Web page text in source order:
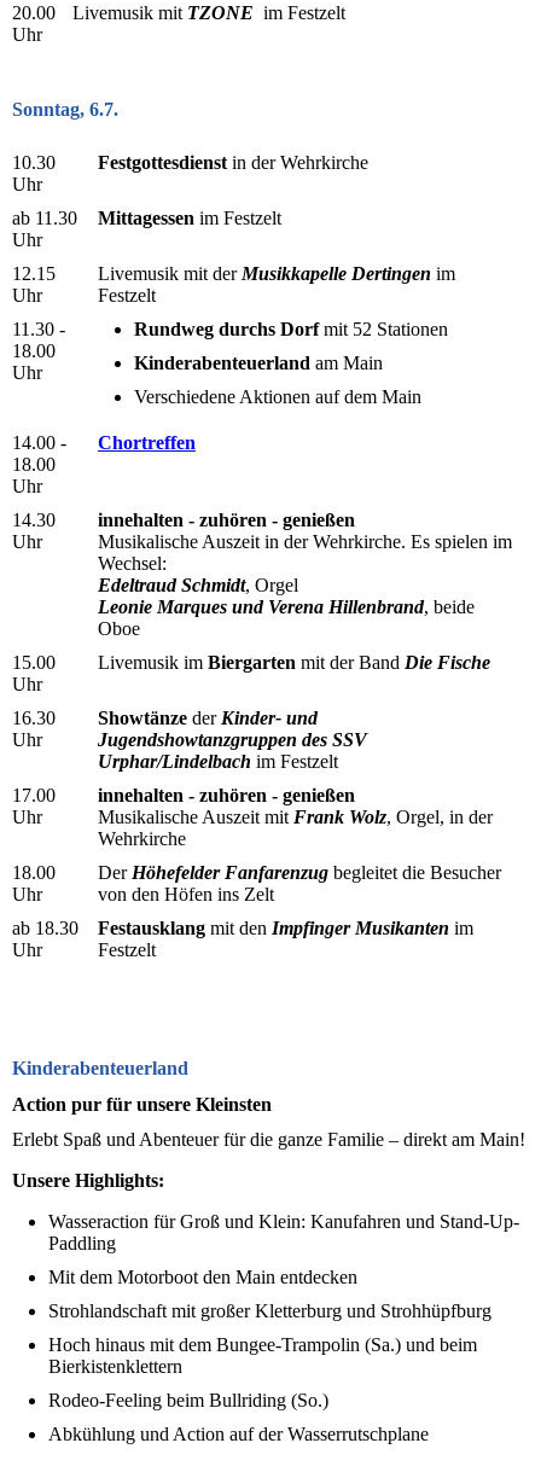
20.00
Uhr
Livemusik mit TZONE im Festzelt
Sonntag, 6.7.
10.30
Uhr
Festgottesdienst in der Wehrkirche
ab 11.30
Uhr
Mittagessen im Festzelt
12.15
Uhr
Livemusik mit der Musikkapelle Dertingen im
Festzelt
11.30 -
18.00
Uhr
Rundweg durchs Dorfmit 52 Stationen
Kinderabenteuerland am Main
Verschiedene Aktionen auf dem Main
14.00 -
18.00
Uhr
Chortreffen
14.30
Uhr
innehalten - zuhören - genießen
Musikalische Auszeit in der Wehrkirche. Es spielen im
Wechsel:
Edeltraud Schmidt, Orgel
Leonie Marques und Verena Hillenbrand, beide
Oboe
15.00
Uhr
Livemusik im Biergarten mit der Band Die Fische
16.30
Uhr
Showtänze der Kinder­- und
Jugendshowtanzgruppen des SSV
Urphar/Lindelbach im Festzelt
17.00
Uhr
innehalten - zuhören - genießen
Musikalische Auszeit mit Frank Wolz, Orgel, in der
Wehrkirche
18.00
Uhr
Der Höhefelder Fanfarenzug begleitet die Besucher
von den Höfen ins Zelt
ab 18.30
Uhr
Festausklang mit den Impfinger Musikanten im
Festzelt
Kinderabenteuerland
Action pur für unsere Kleinsten
Erlebt Spaß und Abenteuer für die ganze Familie – direkt am Main!
Unsere Highlights:
Wasseraction für Groß und Klein: Kanufahren und Stand-Up-
Paddling
Mit dem Motorboot den Main entdecken
Strohlandschaft mit großer Kletterburg und Strohhüpfburg
Hoch hinaus mit dem Bungee­-Trampolin (Sa.) und beim
Bierkistenklettern
Rodeo­-Feeling beim Bullriding (So.)
Abkühlung und Action auf der Wasserrutschplane